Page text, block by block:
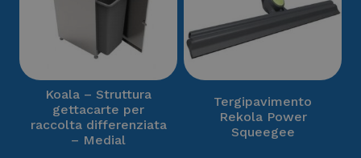
Koala – Struttura
gettacarte per
raccolta differenziata
– Medial
Tergipavimento
Rekola Power
Squeegee